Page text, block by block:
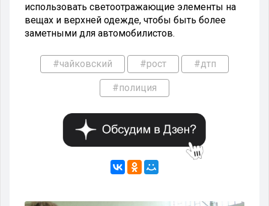
использовать светоотражающие элементы на
вещах и верхней одежде, чтобы быть более
заметными для автомобилистов.
#чайковский #рост #дтп
#полиция